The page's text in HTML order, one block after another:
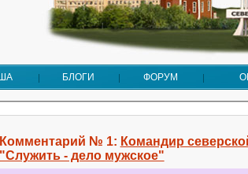
БЛОГИ ФОРУМ
Комментарий № 1: Командир
"Служить - дело мужское"